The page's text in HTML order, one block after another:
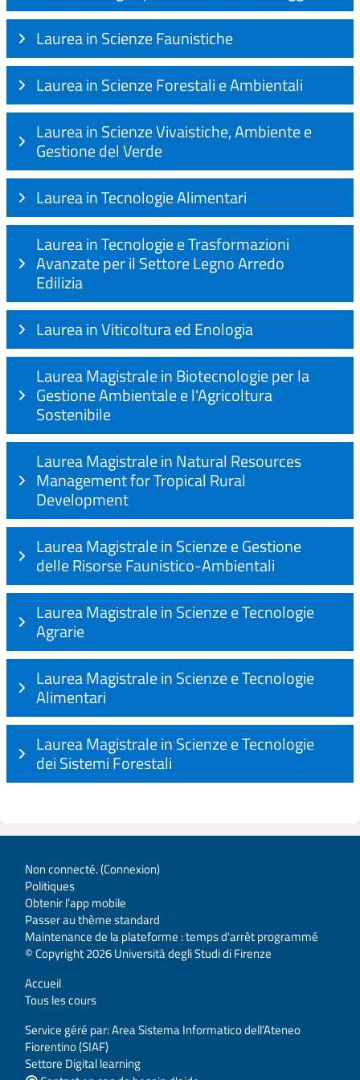
Laurea in Scienze Faunistiche
Laurea in Scienze Forestali e Ambientali
Laurea in Scienze Vivaistiche, Ambiente e
Gestione del Verde
Laurea in Tecnologie Alimentari
Laurea in Tecnologie e Trasformazioni
Avanzate per il Settore Legno Arredo
Edilizia
Laurea in Viticoltura ed Enologia
Laurea Magistrale in Biotecnologie per la
Gestione Ambientale e l'Agricoltura
Sostenibile
Laurea Magistrale in Natural Resources
Management for Tropical Rural
Development
Laurea Magistrale in Scienze e Gestione
delle Risorse Faunistico-Ambientali
Laurea Magistrale in Scienze e Tecnologie
Agrarie
Laurea Magistrale in Scienze e Tecnologie
Alimentari
Laurea Magistrale in Scienze e Tecnologie
dei Sistemi Forestali
Non connecté. (Connexion)
Politiques
Obtenir l’app mobile
Passer au thème standard
Maintenance de la plateforme : temps d'arrêt programmé
© Copyright 2026 Università degli Studi di Firenze
Accueil
Tous les cours
Service géré par: Area Sistema Informatico dell’Ateneo
Fiorentino (SIAF)
Settore Digital learning